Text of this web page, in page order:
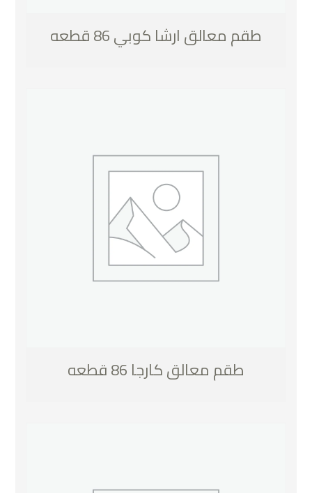
طقم معالق ارشا كوبي 86 قطعه
طقم معالق كارجا 86 قطعه